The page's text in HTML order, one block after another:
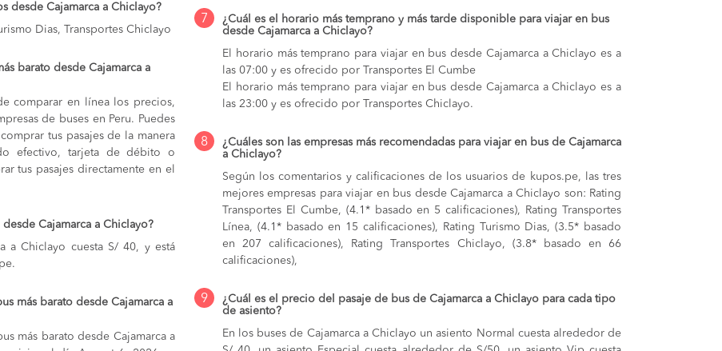
desde Cajamarca a Chiclayo?
Dias, Transportes Chiclayo
barato desde Cajamarca a
comparar en línea los precios,
de buses en Peru. Puedes
tus pasajes de la manera
efectivo, tarjeta de débito o
tus pasajes directamente en el
Cajamarca a Chiclayo?
a Chiclayo cuesta S/ 40, y está
más barato desde Cajamarca a
más barato desde Cajamarca a
7
¿Cuál es el horario más temprano y más tarde disponible para viajar en bus
desde Cajamarca a Chiclayo?
El horario más temprano para viajar en bus desde Cajamarca a Chiclayo es a
las 07:00 y es ofrecido por Transportes El Cumbe
El horario más temprano para viajar en bus desde Cajamarca a Chiclayo es a
las 23:00 y es ofrecido por Transportes Chiclayo.
8
¿Cuáles son las empresas más recomendadas para viajar en bus de Cajamarca
a Chiclayo?
Según los comentarios y calificaciones de los usuarios de kupos.pe, las tres
mejores empresas para viajar en bus desde Cajamarca a Chiclayo son: Rating
Transportes El Cumbe, (4.1* basado en 5 calificaciones), Rating Transportes
Línea, (4.1* basado en 15 calificaciones), Rating Turismo Dias, (3.5* basado
en 207 calificaciones), Rating Transportes Chiclayo, (3.8* basado en 66
calificaciones),
9
¿Cuál es el precio del pasaje de bus de Cajamarca a Chiclayo para cada tipo
de asiento?
En los buses de Cajamarca a Chiclayo un asiento Normal cuesta alrededor de